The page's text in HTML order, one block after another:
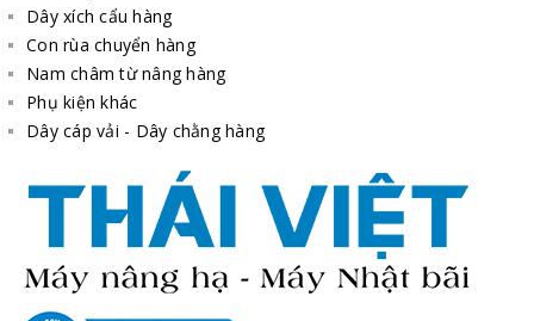
Dây xích cẩu hàng
Con rùa chuyển hàng
Nam châm từ nâng hàng
Phụ kiện khác
Dây cáp vải - Dây chằng hàng